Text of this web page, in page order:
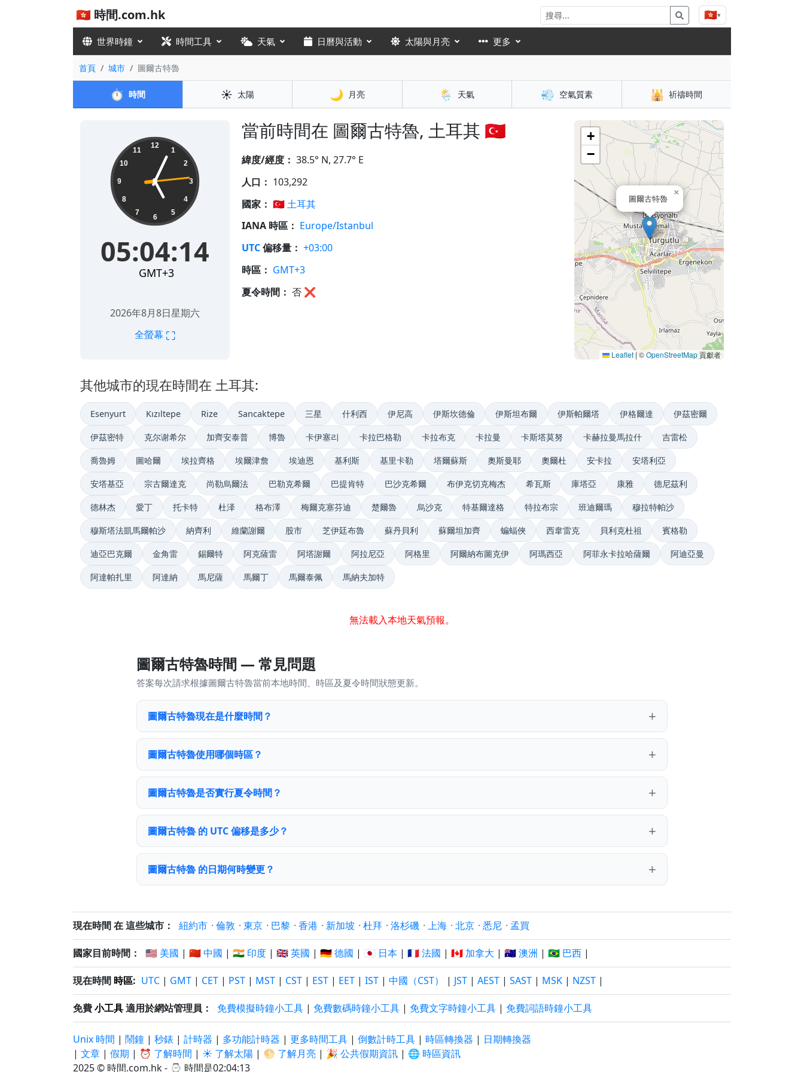
🇭🇰 時間.com.hk 🇭🇰▾
世界時鐘 時間工具 天氣 日曆與活動 太陽與月亮 更多
首頁 城市 圖爾古特魯
⏱️ 時間 ☀️ 太陽 🌙 月亮 🌦️ 天氣 💨 空氣質素 🕌 祈禱時間
當前時間在 圖爾古特魯, 土耳其 🇹🇷
05:04:14 12
1
2
3
4
5
6
7
8
9
10
11
05:04:14
GMT+3
2026年8月8日星期六
全螢幕 ⛶
緯度/經度： 38.5° N, 27.7° E
人口： 103,292
國家： 🇹🇷土耳其
IANA 時區： Europe/Istanbul
UTC偏移量： +03:00
時區： GMT+3
夏令時間： 否 ❌
圖爾古特魯
×
+
−
Leaflet | ©OpenStreetMap貢獻者
其他城市的現在時間在 土耳其:
Esenyurt Kızıltepe Rize Sancaktepe 三星 什利西 伊尼高 伊斯坎德倫 伊斯坦布爾 伊斯帕爾塔 伊格爾達 伊茲密爾
伊茲密特 克尔谢希尔 加齊安泰普 博魯 卡伊塞리 卡拉巴格勒 卡拉布克 卡拉曼 卡斯塔莫努 卡赫拉曼馬拉什 吉雷松
喬魯姆 圖哈爾 埃拉齊格 埃爾津詹 埃迪恩 基利斯 基里卡勒 塔爾蘇斯 奧斯曼耶 奧爾杜 安卡拉 安塔利亞
安塔基亞 宗古爾達克 尚勒烏爾法 巴勒克希爾 巴提肯特 巴沙克希爾 布伊克切克梅杰 希瓦斯 庫塔亞 康雅 德尼茲利
德林杰 愛丁 托卡特 杜泽 格布澤 梅爾克塞芬迪 楚爾魯 烏沙克 特基爾達格 特拉布宗 班迪爾瑪 穆拉特帕沙
穆斯塔法凱馬爾帕沙 納齊利 維蘭謝爾 股市 芝伊廷布魯 蘇丹貝利 蘇爾坦加齊 蝙蝠俠 西韋雷克 貝利克杜祖 賓格勒
迪亞巴克爾 金角雷 錫爾特 阿克薩雷 阿塔謝爾 阿拉尼亞 阿格里 阿爾納布圖克伊 阿瑪西亞 阿菲永卡拉哈薩爾 阿迪亞曼
阿達帕扎里 阿達納 馬尼薩 馬爾丁 馬爾泰佩 馬納夫加特
無法載入本地天氣預報。
圖爾古特魯時間 — 常見問題
答案每次請求根據圖爾古特魯當前本地時間、時區及夏令時間狀態更新。
圖爾古特魯現在是什麼時間？
圖爾古特魯使用哪個時區？
圖爾古特魯是否實行夏令時間？
圖爾古特魯 的 UTC 偏移是多少？
圖爾古特魯 的日期何時變更？
現在時間 在 這些城市： 紐約市 · 倫敦 · 東京 · 巴黎 · 香港 · 新加坡 · 杜拜 · 洛杉磯 · 上海 · 北京 · 悉尼 · 孟買
國家目前時間： 🇺🇸 美國 | 🇨🇳 中國 | 🇮🇳 印度 | 🇬🇧 英國 | 🇩🇪 德國 | 🇯🇵 日本 | 🇫🇷 法國 | 🇨🇦 加拿大 | 🇦🇺 澳洲 | 🇧🇷 巴西 |
現在時間 時區: UTC | GMT | CET | PST | MST | CST | EST | EET | IST | 中國（CST） | JST | AEST | SAST | MSK | NZST |
免費小工具適用於網站管理員： 免費模擬時鐘小工具 | 免費數碼時鐘小工具 | 免費文字時鐘小工具 | 免費詞語時鐘小工具
Unix 時間 | 鬧鐘 | 秒錶 | 計時器 | 多功能計時器 | 更多時間工具 | 倒數計時工具 | 時區轉換器 | 日期轉換器
| 文章 | 假期 | ⏰ 了解時間 | ☀️ 了解太陽 | 🌕 了解月亮 | 🎉 公共假期資訊 | 🌐 時區資訊
2025 © 時間.com.hk - ⌚ 時間是02:04:13